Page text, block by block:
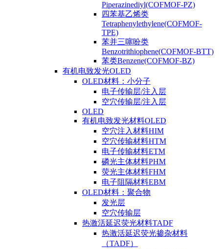
Piperazinediyl(COFMOF-PZ)
四苯基乙烯类
Tetraphenylethylene(COFMOF-
TPE)
苯并三噻吩类
Benzotrithiophene(COFMOF-BTT)
苯类Benzene(COFMOF-BZ)
有机电致发光OLED
OLED材料：小分子
电子传输层/注入层
空穴传输层/注入层
OLED
有机电致发光材料OLED
空穴注入材料HIM
空穴传输材料HTM
电子传输材料ETM
磷光主体材料PHM
荧光主体材料FHM
电子阻隔材料EBM
OLED材料：聚合物
发光层
空穴传输层
热激活延迟荧光材料TADF
热激活延迟荧光掺杂材料
（TADF）